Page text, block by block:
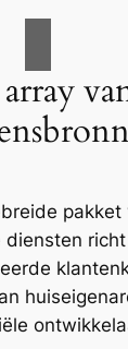
pakket
diensten